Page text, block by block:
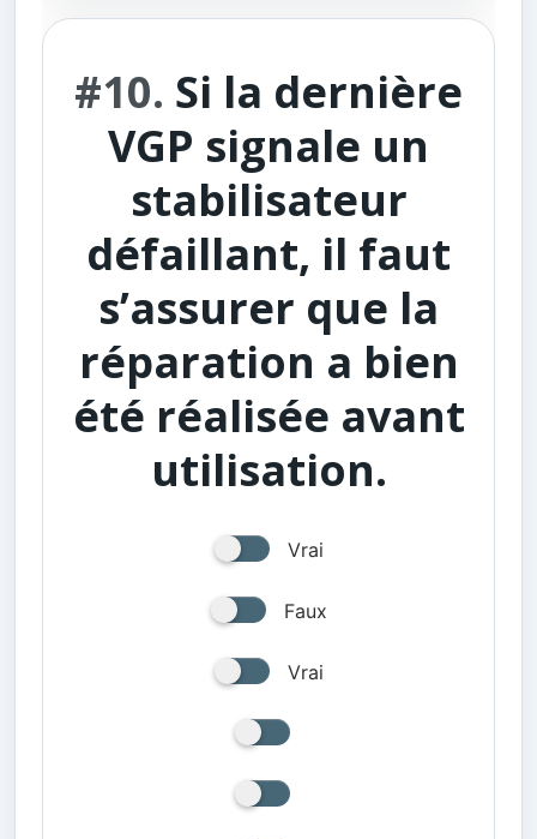
#10. Si la dernière
VGP signale un
stabilisateur
défaillant, il faut
s’assurer que la
réparation a bien
été réalisée avant
utilisation.
Vrai
Faux
Vrai